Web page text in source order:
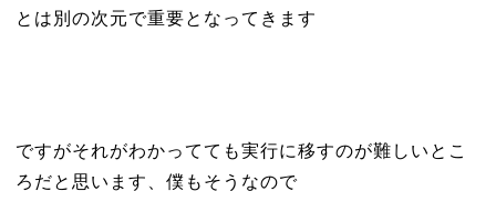
とは別の次元で重要となってきます
ですがそれがわかってても実行に移すのが難しいとこ
ろだと思います、僕もそうなので